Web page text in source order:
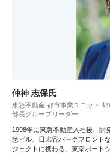
仲神 志保氏
東急不動産 都市事業ユニット
部長グループリーダー
1998年に東急不動産入社後、開
急ビル、日比谷パークフロント
ジェクトに携わる。東京ポート